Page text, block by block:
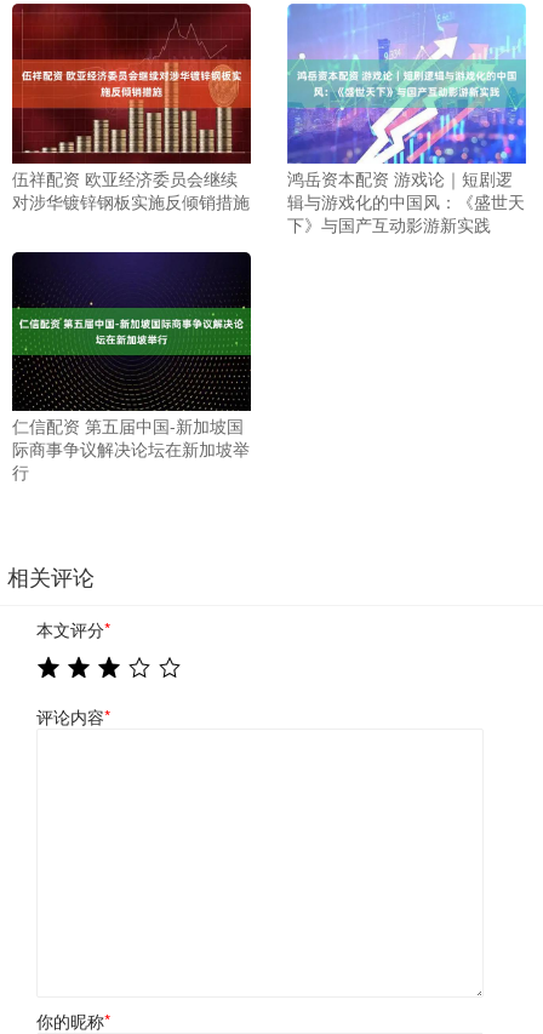
伍祥配资 欧亚经济委员会继续
对涉华镀锌钢板实施反倾销措施
鸿岳资本配资 游戏论｜短剧逻
辑与游戏化的中国风：《盛世天
下》与国产互动影游新实践
仁信配资 第五届中国-新加坡国
际商事争议解决论坛在新加坡举
行
相关评论
本文评分*
评论内容*
你的昵称*